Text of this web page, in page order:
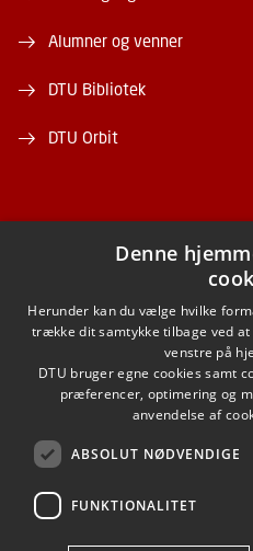
Alumner og venner
DTU Bibliotek
DTU Orbit
Denne
Herunder kan du vælge hvilke
trække dit samtykke tilbage ved
venstre på
DTU bruger egne cookies samt
præferencer, optimering og
anvendelse af
ABSOLUT NØDVENDIGE
FUNKTIONALITET